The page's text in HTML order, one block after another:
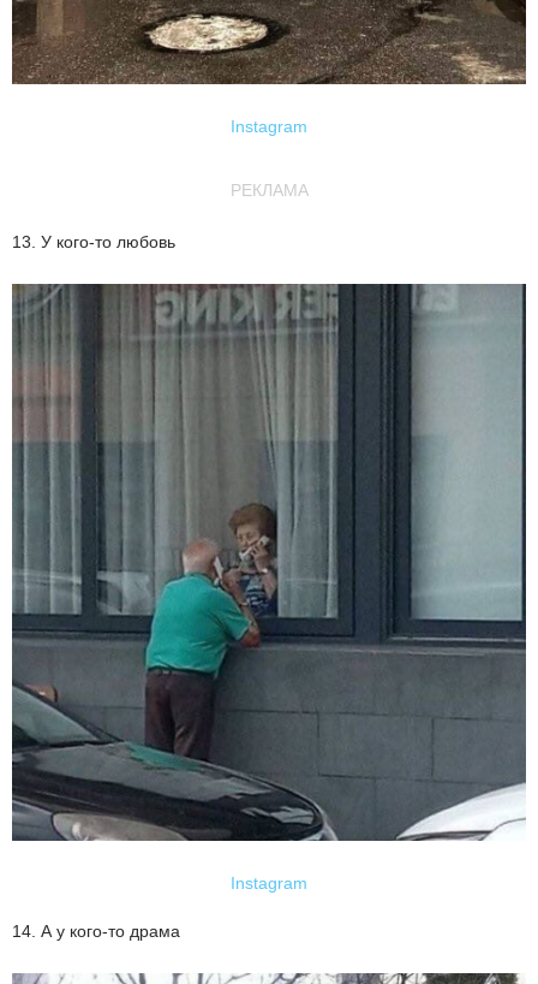
Instagram
РЕКЛАМА
13. У кого-то любовь
Instagram
14. А у кого-то драма